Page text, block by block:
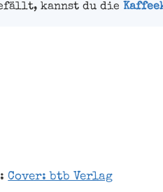
kannst du die
Cover: btb Verlag